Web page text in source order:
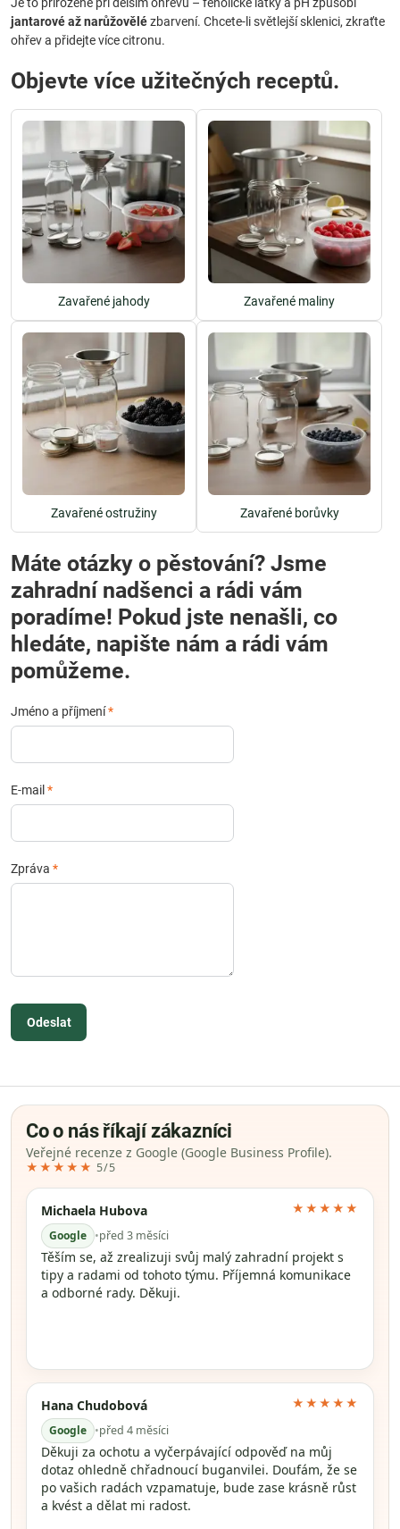
jantarové až narůžovělézbarvení. Chcete-li světlejší sklenici, zkraťte
ohřev a přidejte více citronu.
Objevte více užitečných receptů.
Zavařené jahody Zavařené maliny
Zavařené ostružiny Zavařené borůvky
Máte otázky o pěstování? Jsme
zahradní nadšenci a rádi vám
poradíme! Pokud jste nenašli, co
hledáte, napište nám a rádi vám
pomůžeme.
Jméno a příjmení*
E-mail *
Zpráva *
Odeslat
Co o nás říkají zákazníci
Veřejné recenze z Google (Google Business Profile).
★★★★★ 5/5
Michaela Hubova
Google •před 3 měsíci
★★★★★
Těším se, až zrealizuji svůj malý zahradní projekt s
tipy a radami od tohoto týmu. Příjemná komunikace
a odborné rady. Děkuji.
Hana Chudobová
Google •před 4 měsíci
★★★★★
Děkuji za ochotu a vyčerpávající odpověď na můj
dotaz ohledně chřadnoucí buganvilei. Doufám, že se
po vašich radách vzpamatuje, bude zase krásně růst
a kvést a dělat mi radost.